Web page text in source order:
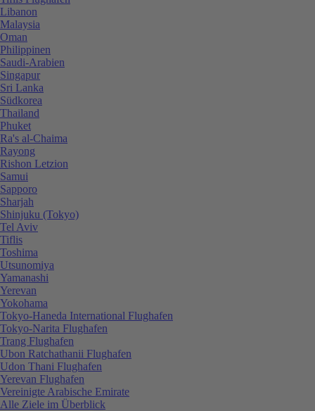
Libanon
Malaysia
Oman
Philippinen
Saudi-Arabien
Singapur
Sri Lanka
Südkorea
Thailand
Phuket
Ra's al-Chaima
Rayong
Rishon Letzion
Samui
Sapporo
Sharjah
Shinjuku (Tokyo)
Tel Aviv
Tiflis
Toshima
Utsunomiya
Yamanashi
Yerevan
Yokohama
Tokyo-Haneda International Flughafen
Tokyo-Narita Flughafen
Trang Flughafen
Ubon Ratchathanii Flughafen
Udon Thani Flughafen
Yerevan Flughafen
Vereinigte Arabische Emirate
Alle Ziele im Überblick